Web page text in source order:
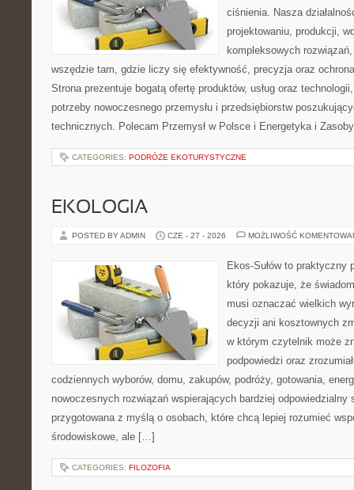
ciśnienia. Nasza
projektowaniu, produkcji,
kompleksowych
wszędzie tam, gdzie liczy się efektywność, precyzja oraz
Strona prezentuje bogatą ofertę produktów, usług oraz
potrzeby nowoczesnego przemysłu i przedsiębiorstw
technicznych. Polecam Przemysł w Polsce i Energetyka i
CATEGORIES: PODRÓŻE EKOTURYSTYCZNE
EKOLOGIA
POSTED BY ADMIN CZE - 27 - 2026 MOŻLIWOŚĆ
Ekos-Sułów to praktyczny
który pokazuje, że
musi oznaczać wielkich
decyzji ani kosztownych
w którym czytelnik może
podpowiedzi oraz
codziennych wyborów, domu, zakupów, podróży, gotowania,
nowoczesnych rozwiązań wspierających bardziej odpowiedzialny
przygotowana z myślą o osobach, które chcą lepiej rozumieć
środowiskowe, ale […]
CATEGORIES: FILOZOFIA